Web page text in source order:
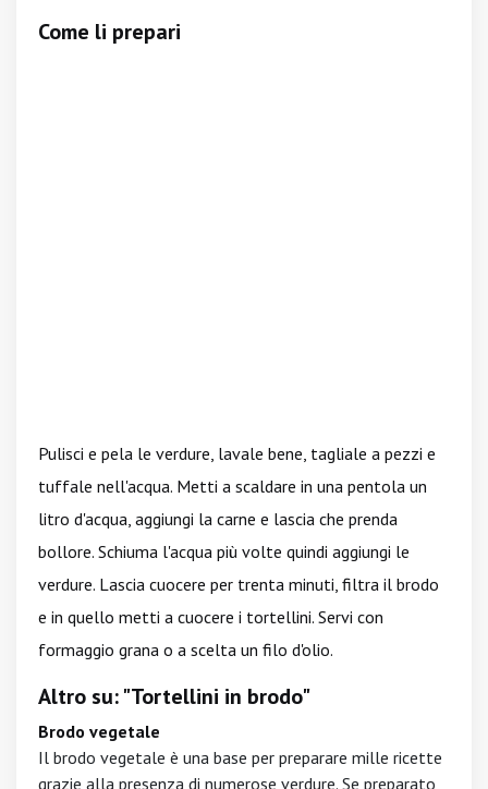
Come li prepari
Pulisci e pela le verdure, lavale bene, tagliale a pezzi e
tuffale nell'acqua. Metti a scaldare in una pentola un
litro d'acqua, aggiungi la carne e lascia che prenda
bollore. Schiuma l'acqua più volte quindi aggiungi le
verdure. Lascia cuocere per trenta minuti, filtra il brodo
e in quello metti a cuocere i tortellini. Servi con
formaggio grana o a scelta un filo d'olio.
Altro su: "Tortellini in brodo"
Brodo vegetale
Il brodo vegetale è una base per preparare mille ricette
grazie alla presenza di numerose verdure. Se preparato